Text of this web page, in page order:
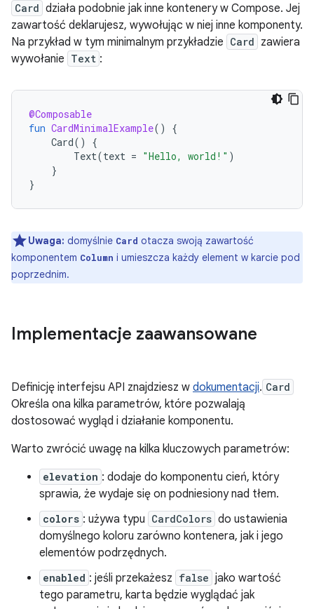
Card działa podobnie jak inne kontenery w Compose. Jej
zawartość deklarujesz, wywołując w niej inne komponenty.
Na przykład w tym minimalnym przykładzie Card zawiera
wywołanie Text :
@Composable
fun CardMinimalExample()
{
Card()
{
Text(text = "Hello, world!" )
}
}
Uwaga: domyślnie Card otacza swoją zawartość
komponentem Column i umieszcza każdy element w karcie pod
poprzednim.
Implementacje zaawansowane
Definicję interfejsu API znajdziesz w dokumentacji. Card
Określa ona kilka parametrów, które pozwalają
dostosować wygląd i działanie komponentu.
Warto zwrócić uwagę na kilka kluczowych parametrów:
elevation : dodaje do komponentu cień, który
sprawia, że wydaje się on podniesiony nad tłem.
colors : używa typu CardColors do ustawienia
domyślnego koloru zarówno kontenera, jak i jego
elementów podrzędnych.
enabled : jeśli przekażesz false jako wartość
tego parametru, karta będzie wyglądać jak